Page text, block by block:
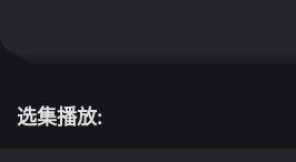
选集播放: